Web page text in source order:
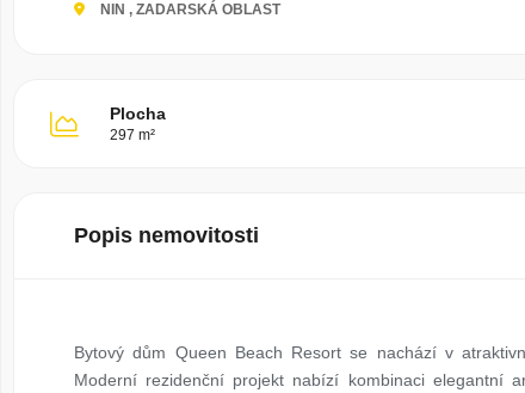
NIN , ZADARSKÁ OBLAST
Plocha
297 m²
Popis nemovitosti
Bytový dům Queen Beach Resort se nachází v
Moderní rezidenční projekt nabízí kombinaci elegantní